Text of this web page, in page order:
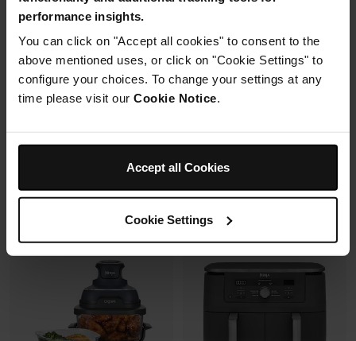
performance insights.
You can click on "Accept all cookies" to consent to the
above mentioned uses, or click on "Cookie Settings" to
configure your choices. To change your settings at any
time please visit our Cookie Notice.
Accept all Cookies
Cookie Settings
6 modes de cuisson (max
Synchronisation des
cuissons
179,99 € Prix réduit de
269,99 €au
Voir les détails
Fonctions Espresso et Café
filtre (dont Cold Brew)
Ajouter au panier